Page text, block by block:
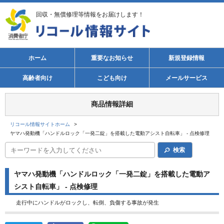
回収・無償修理等情報をお届けします！
ホーム 重要なお知らせ 新規登録情報
高齢者向け こども向け メールサービス
商品情報詳細
リコール情報サイトホーム
>
ヤマハ発動機「ハンドルロック「一発二錠」を搭載した電動アシスト自転車」 - 点検修理
検索
ヤマハ発動機「ハンドルロック「一発二錠」を搭載した電動ア
シスト自転車」 - 点検修理
走行中にハンドルがロックし、転倒、負傷する事故が発生